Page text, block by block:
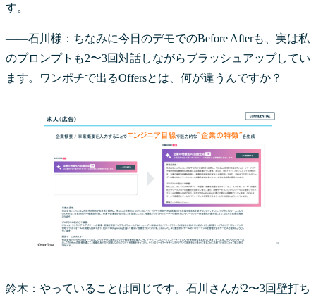
す。
――石川様：ちなみに今日のデモでのBefore Afterも、実は私
のプロンプトも2〜3回対話しながらブラッシュアップしてい
ます。ワンポチで出るOffersとは、何が違うんですか？
鈴木：やっていることは同じです。石川さんが2〜3回壁打ち